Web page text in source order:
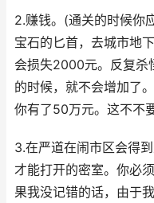
2.赚钱。(通关的时候你
宝石的匕首，去城市地
会损失2000元。反复杀
的时候，就不会增加了
你有了50万元。这不不
3.在严道在闹市区会得
才能打开的密室。你必
果我没记错的话，由于